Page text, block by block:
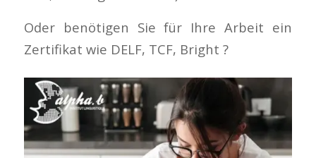
Oder benötigen Sie für Ihre Arbeit ein
Zertifikat wie DELF, TCF, Bright ?